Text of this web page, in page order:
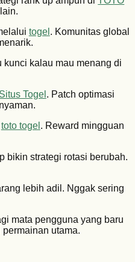
togel . Komunitas global
kunci kalau mau menang di
Situs Togel . Patch optimasi
toto togel . Reward mingguan
bikin strategi rotasi berubah.
lebih adil. Nggak sering
mata pengguna yang baru
utama.